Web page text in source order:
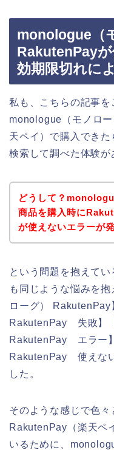
monologue（
RakutenPay
効期限切れに
私も、こちらの記事
monologue（モノロ
天ペイ）で購入でき
検索して調べた体験が
どうして？
商品を購入時に
が使えないエラーが
という問題を抱えて
も同じような悩みを
ローグ） RakutenPay
RakutenPay 失敗】
RakutenPay エラー
RakutenPay 使えな
した。
そのような感じで色々
RakutenPay（楽天ペ
いるために、